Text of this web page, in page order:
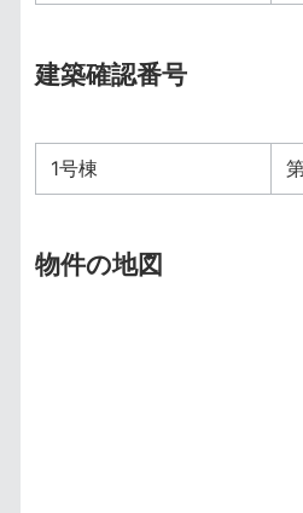
建築確認番号
1号棟
物件の地図